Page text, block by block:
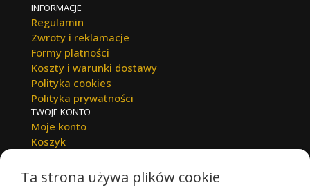
INFORMACJE
Regulamin
Zwroty i reklamacje
Formy platności
Koszty i warunki dostawy
Polityka cookies
Polityka prywatności
TWOJE KONTO
Moje konto
Koszyk
DANE KONTAKTOWE
BLICK-PUNKT
Ta strona używa plików cookie